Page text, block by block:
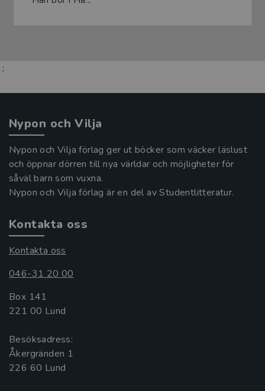
;
Nypon och Vilja
Nypon och Vilja förlag ger ut böcker som väcker läslust
och öppnar dörren till nya världar och möjligheter för
såväl barn som vuxna.
Nypon och Vilja förlag är en del av Studentlitteratur.
Kontakta oss
Kontakta oss
046-31 20 00
Box 141
221 00 Lund
Besöksadress:
Åkergränden 1